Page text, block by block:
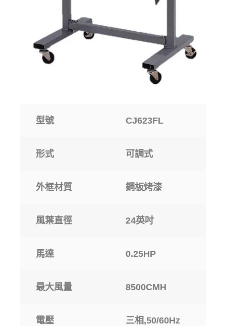
型號 CJ623FL
形式 可調式
外框材質 鋼板烤漆
風葉直徑 24英吋
馬達 0.25HP
最大風量 8500CMH
電壓 三相,50/60Hz